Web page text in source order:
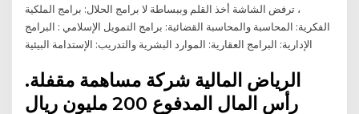
، ترفض الشاشة أخذ القلم وببساطة لا برامج الحلال: برامج الملكية
الفكرية: المحاسبة والمحاسبة القضائية: برامج التمويل الإسلامي : البرامج
الإدارية: البرامج العقارية: الموارد البشرية والتدريب: الإستدامة البيئية
الرياض المالية شركة مساهمة مقفلة.
رأس المال المدفوع 200 مليون ريال